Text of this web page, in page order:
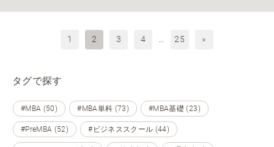
1 2 3 4 25 »
タグで探す
#MBA (50) #MBA単科 (73) #MBA基礎 (23)
#PreMBA (52) #ビジネススクール (44)